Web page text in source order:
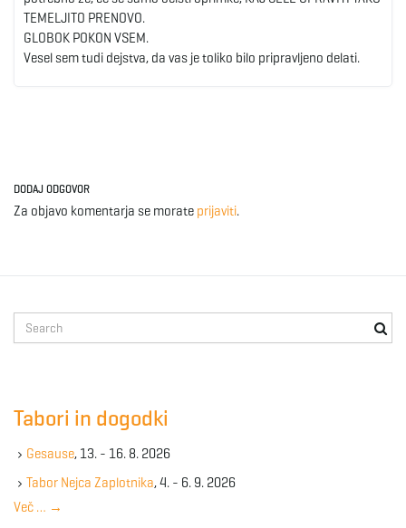
TEMELJITO PRENOVO.
GLOBOK POKON VSEM.
Vesel sem tudi dejstva, da vas je toliko bilo pripravljeno delati.
DODAJ ODGOVOR
Za objavo komentarja se morate prijaviti.
e
e
y
w
Tabori in dogodki
Gesause, 13. - 16. 8. 2026
Tabor Nejca Zaplotnika, 4. - 6. 9. 2026
Več … →